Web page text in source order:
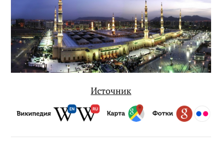
Источник